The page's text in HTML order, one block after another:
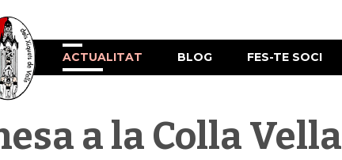
ACTUALITAT BLOG FES-TE SOCI
a la Colla Vella